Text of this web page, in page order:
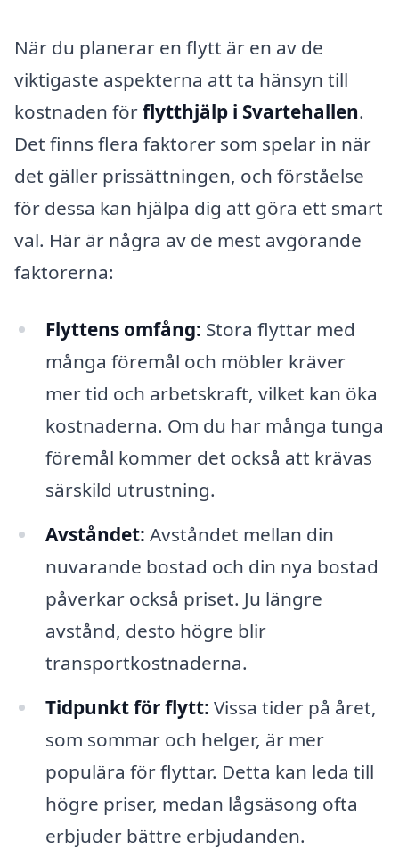
När du planerar en flytt är en av de
viktigaste aspekterna att ta hänsyn till
kostnaden förflytthjälp i Svartehallen.
Det finns flera faktorer som spelar in när
det gäller prissättningen, och förståelse
för dessa kan hjälpa dig att göra ett smart
val. Här är några av de mest avgörande
faktorerna:
Flyttens omfång: Stora flyttar med
många föremål och möbler kräver
mer tid och arbetskraft, vilket kan öka
kostnaderna. Om du har många tunga
föremål kommer det också att krävas
särskild utrustning.
Avståndet: Avståndet mellan din
nuvarande bostad och din nya bostad
påverkar också priset. Ju längre
avstånd, desto högre blir
transportkostnaderna.
Tidpunkt för flytt: Vissa tider på året,
som sommar och helger, är mer
populära för flyttar. Detta kan leda till
högre priser, medan lågsäsong ofta
erbjuder bättre erbjudanden.